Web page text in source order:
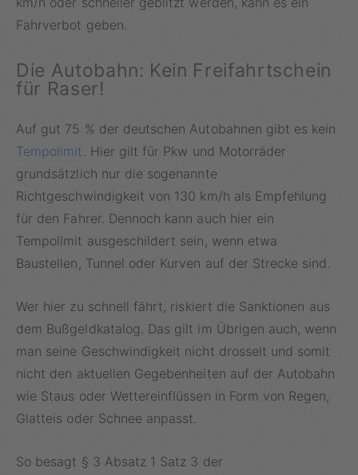
Fahrverbot geben.
Die Autobahn: Kein Freifahrtschein
für Raser!
Auf gut 75 % der deutschen Autobahnen gibt es kein
Tempolimit. Hier gilt für Pkw und Motorräder
grundsätzlich nur die sogenannte
Richtgeschwindigkeit von 130 km/h als Empfehlung
für den Fahrer. Dennoch kann auch hier ein
Tempolimit ausgeschildert sein, wenn etwa
Baustellen, Tunnel oder Kurven auf der Strecke sind.
Wer hier zu schnell fährt, riskiert die Sanktionen aus
dem Bußgeldkatalog. Das gilt im Übrigen auch, wenn
man seine Geschwindigkeit nicht drosselt und somit
nicht den aktuellen Gegebenheiten auf der Autobahn
wie Staus oder Wettereinflüssen in Form von Regen,
Glatteis oder Schnee anpasst.
So besagt § 3 Absatz 1 Satz 3 der